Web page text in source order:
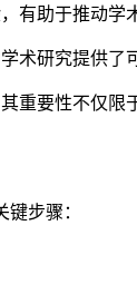
有助于推动学
术研究提供了
重要性不仅限
步骤：